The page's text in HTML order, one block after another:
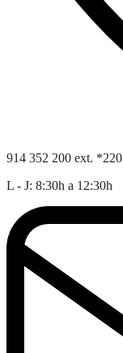
914 352 200 ext. *220
L - J: 8:30h a 12:30h